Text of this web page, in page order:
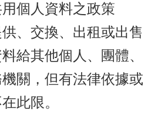
個人資料之政策
、交換、出租或出售
給其他個人、團體、
關，但有法律依據或
此限。